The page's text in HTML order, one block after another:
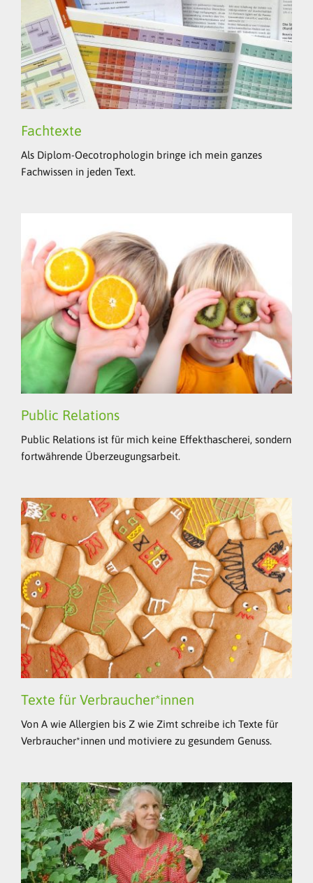
Fachtexte
Als Diplom-Oecotrophologin bringe ich mein ganzes
Fachwissen in jeden Text.
Public Relations
Public Relations ist für mich keine Effekthascherei, sondern
fortwährende Überzeugungsarbeit.
Texte für Verbraucher*innen
Von A wie Allergien bis Z wie Zimt schreibe ich Texte für
Verbraucher*innen und motiviere zu gesundem Genuss.